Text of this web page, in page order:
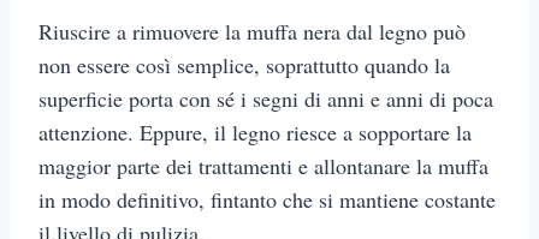
Riuscire a rimuovere la muffa nera dal legno può
non essere così semplice, soprattutto quando la
superficie porta con sé i segni di anni e anni di poca
attenzione. Eppure, il legno riesce a sopportare la
maggior parte dei trattamenti e allontanare la muffa
in modo definitivo, fintanto che si mantiene costante
il livello di pulizia.